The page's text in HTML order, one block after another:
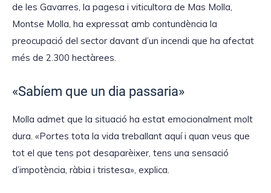
de les Gavarres, la pagesa i viticultora de Mas Molla,
Montse Molla, ha expressat amb contundència la
preocupació del sector davant d’un incendi que ha afectat
més de 2.300 hectàrees.
«Sabíem que un dia passaria»
Molla admet que la situació ha estat emocionalment molt
dura. «Portes tota la vida treballant aquí i quan veus que
tot el que tens pot desaparèixer, tens una sensació
d’impotència, ràbia i tristesa», explica.